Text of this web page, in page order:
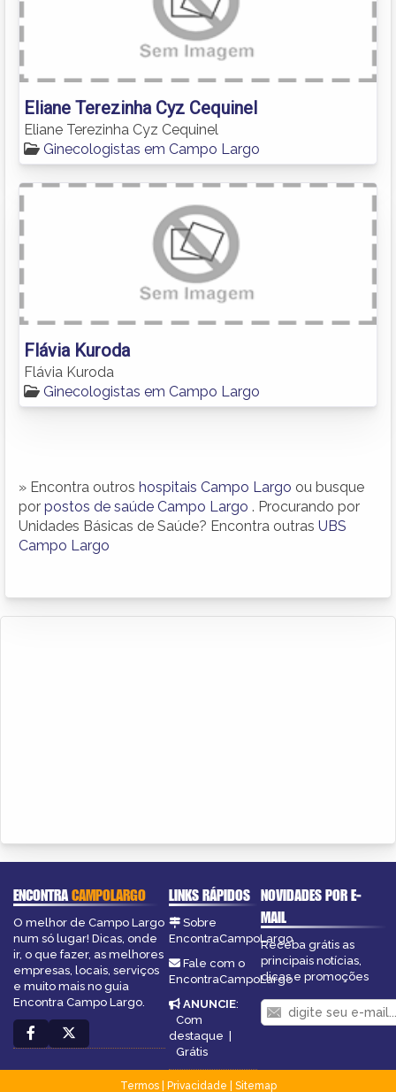
Eliane Terezinha Cyz Cequinel
Eliane Terezinha Cyz Cequinel
Ginecologistas em Campo Largo
Flávia Kuroda
Flávia Kuroda
Ginecologistas em Campo Largo
» Encontra outros hospitais Campo Largo ou busque
por postos de saúde Campo Largo . Procurando por
Unidades Básicas de Saúde? Encontra outras UBS
Campo Largo
ENCONTRACAMPOLARGO
O melhor de Campo Largo
num só lugar! Dicas, onde
ir, o que fazer, as melhores
empresas, locais, serviços
e muito mais no guia
Encontra Campo Largo.
LINKS RÁPIDOS
Sobre
EncontraCampoLargo
Fale com o
EncontraCampoLargo
ANUNCIE:
Com
destaque |
Grátis
NOVIDADES POR E-
MAIL
Receba grátis as
principais notícias,
dicas e promoções
Termos| Privacidade
Sitemap